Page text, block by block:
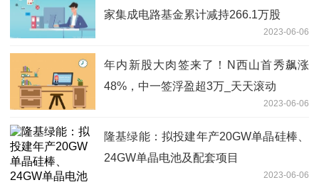
家集成电路基金累计减持266.1万股
2023-06-06
年内新股大肉签来了！N西山首秀飙涨
48%，中一签浮盈超3万_天天滚动
2023-06-06
隆基绿能：拟投建年产20GW单晶硅棒、
24GW单晶电池及配套项目
2023-06-06